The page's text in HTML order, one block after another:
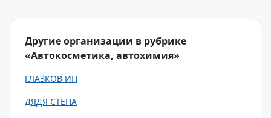
Другие организации в рубрике
«Автокосметика, автохимия»
ГЛАЗКОВ ИП
ДЯДЯ СТЕПА